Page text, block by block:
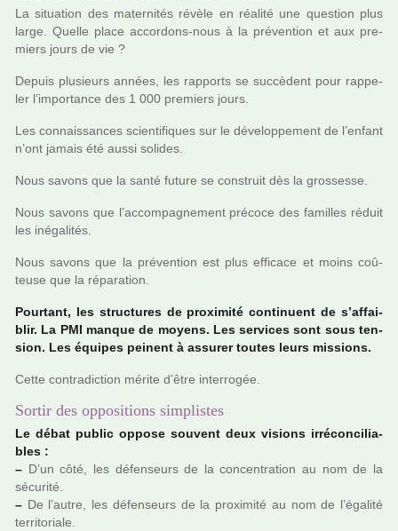
La situa­tion des mater­ni­tés révèle en réa­lité une ques­tion plus
large. Quelle place accor­dons-nous à la pré­ven­tion et aux pre­
miers jours de vie ?
Depuis plu­sieurs années, les rap­ports se suc­cè­dent pour rap­pe­
ler l’impor­tance des 1 000 pre­miers jours.
Les connais­san­ces scien­ti­fi­ques sur le déve­lop­pe­ment de l’enfant
n’ont jamais été aussi soli­des.
Nous savons que la santé future se cons­truit dès la gros­sesse.
Nous savons que l’accom­pa­gne­ment pré­coce des famil­les réduit
les iné­ga­li­tés.
Nous savons que la pré­ven­tion est plus effi­cace et moins coû­
teuse que la répa­ra­tion.
Pourtant, les struc­tu­res de proxi­mité conti­nuent de s’affai­
blir. La PMI manque de moyens. Les ser­vi­ces sont sous ten­
sion. Les équipes pei­nent à assu­rer toutes leurs mis­sions.
Cette contra­dic­tion mérite d’être inter­ro­gée.
Sortir des oppositions simplistes
Le débat public oppose sou­vent deux visions irré­conci­lia­
bles :
– D’un côté, les défen­seurs de la concen­tra­tion au nom de la
sécu­rité.
– De l’autre, les défen­seurs de la proxi­mité au nom de l’égalité
ter­ri­to­riale.